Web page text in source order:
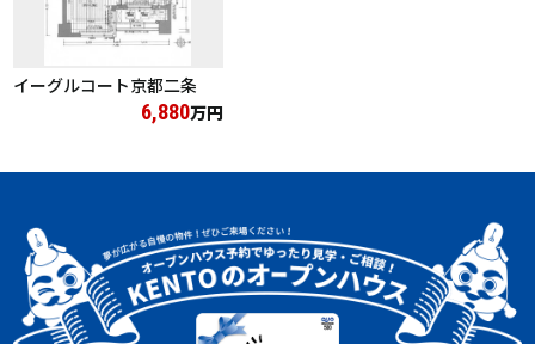
イーグルコート京都二条
6,880万円